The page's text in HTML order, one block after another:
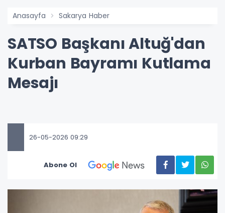
Anasayfa Sakarya Haber
SATSO Başkanı Altuğ'dan
Kurban Bayramı Kutlama
Mesajı
26-05-2026 09:29
Abone Ol